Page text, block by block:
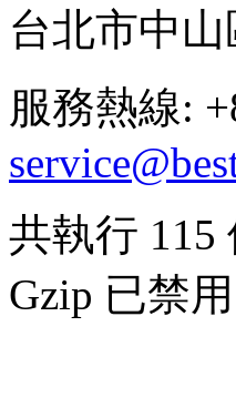
台北市中
服務熱線:
共執行 115
Gzip 已禁